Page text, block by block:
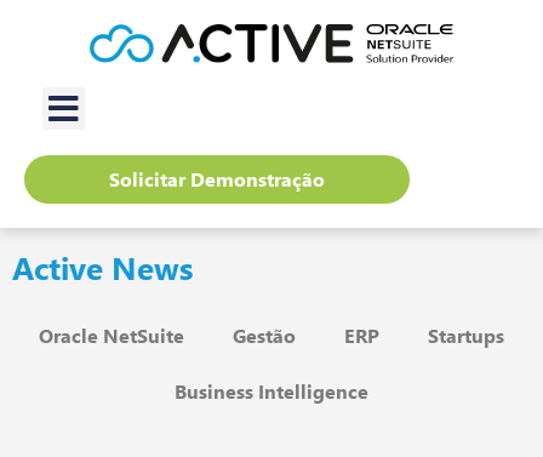
Solicitar Demonstração
Active News
Oracle NetSuite Gestão ERP Startups
Business Intelligence